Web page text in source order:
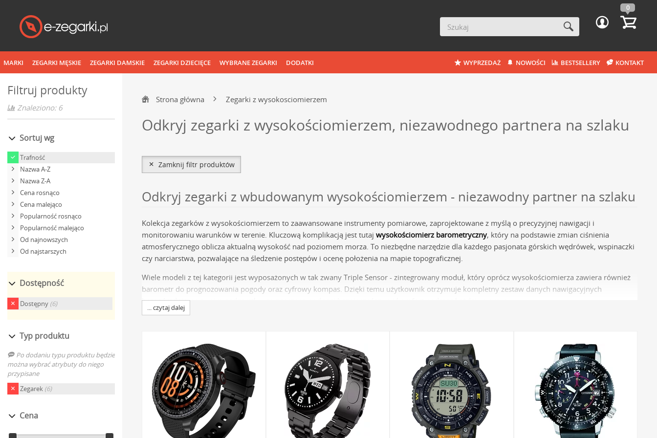
0
MARKI ZEGARKI MĘSKIE ZEGARKI DAMSKIE ZEGARKI DZIECIĘCE WYBRANE ZEGARKI DODATKI WYPRZEDAŻ NOWOŚCI BESTSELLERY KONTAKT
Filtruj produkty
Znaleziono: 6
Sortuj wg
Trafność
Nazwa A-Z
Nazwa Z-A
Cena rosnąco
Cena malejąco
Popularność rosnąco
Popularność malejąco
Od najnowszych
Od najstarszych
Dostępność
Dostępny (6)
Typ produktu
Po dodaniu typu produktu będzie
można wybrać atrybuty do niego
przypisane
Zegarek (6)
Cena
Strona główna Zegarki z wysokosciomierzem
Odkryj zegarki z wysokościomierzem, niezawodnego partnera na szlaku
Zamknij filtr produktów
Odkryj zegarki z wbudowanym wysokościomierzem - niezawodny partner na szlaku
Kolekcja zegarków z wysokościomierzem to zaawansowane instrumenty pomiarowe, zaprojektowane z myślą o precyzyjnej nawigacji i
monitorowaniu warunków w terenie. Kluczową komplikacją jest tutaj wysokościomierz barometryczny, który na podstawie zmian ciśnienia
atmosferycznego oblicza aktualną wysokość nad poziomem morza. To niezbędne narzędzie dla każdego pasjonata górskich wędrówek, wspinaczki
czy narciarstwa, pozwalające na śledzenie postępów i ocenę położenia na mapie topograficznej.
Wiele modeli z tej kategorii jest wyposażonych w tak zwany Triple Sensor - zintegrowany moduł, który oprócz wysokościomierza zawiera również
barometr do prognozowania pogody oraz cyfrowy kompas. Dzięki temu użytkownik otrzymuje kompletny zestaw danych nawigacyjnych
bezpośrednio na swoim nadgarstku, co znacząco podnosi bezpieczeństwo i komfort podczas każdej wyprawy.
Zegarki przeznaczone do aktywności outdoorowych muszą cechować się nie tylko zaawansowanymi funkcjami, ale także ponadprzeciętną
wytrzymałością i niezawodnością. Zastosowane w nich rozwiązania inżynieryjne są odpowiedzią na ekstremalne warunki, z jakimi można spotkać
się na szlaku.
Wysokościomierz (Altimetr):Działa w oparciu o sensor ciśnienia atmosferycznego. Zgodnie z prawami fizyki, ciśnienie powietrza maleje wraz ze
wzrostem wysokości. Zegarek, wykorzystując międzynarodowy wzorzec atmosfery standardowej (ISA), przelicza zmierzoną wartość ciśnienia na
wysokość w metrach lub stopach. Funkcja ta często obejmuje również pamięć pomiarów, co pozwala analizować sumę pokonanych wzniesień.
Barometr: Ten sam sensor ciśnienia, który obsługuje wysokościomierz, jest wykorzystywany do monitorowania bezwzględnych zmian ciśnienia
... czytaj dalej